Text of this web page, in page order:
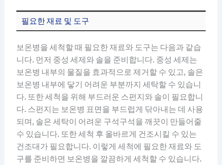
필요한 재료 및 도구
보온병을 세척할 때 필요한 재료와 도구는 다음과 같습
니다. 먼저 중성 세제와 솔을 준비합니다. 중성 세제는
보온병 내부의 물질을 효과적으로 제거할 수 있고, 솔은
보온병 내부에 닿기 어려운 부분까지 세탁할 수 있습니
다. 또한 세척을 위해 부드러운 스펀지와 솔이 필요합니
다. 스펀지는 보온병 표면을 부드럽게 닦아내는 데 사용
되며, 솔은 세탁이 어려운 구석구석을 깨끗이 만들어줄
수 있습니다. 또한 세척 후 올바르게 건조시킬 수 있는
건조대가 필요합니다. 이렇게 세척에 필요한 재료와 도
구를 준비하면 보온병을 깔끔하게 세척할 수 있습니다.